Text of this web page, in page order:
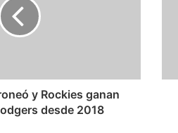
y Rockies ganan
desde 2018